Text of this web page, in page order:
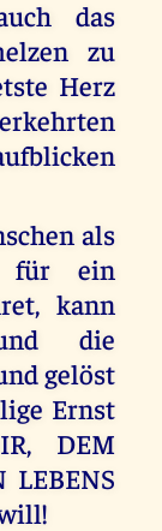
das
zu
Herz
als
für ein
kann
die
gelöst
Ernst
DEM
LEBENS